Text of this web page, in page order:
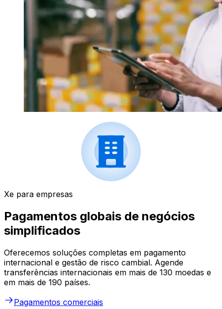
Xe para empresas
Pagamentos globais de negócios
simplificados
Oferecemos soluções completas em pagamento
internacional e gestão de risco cambial. Agende
transferências internacionais em mais de 130 moedas e
em mais de 190 países.
Pagamentos comerciais